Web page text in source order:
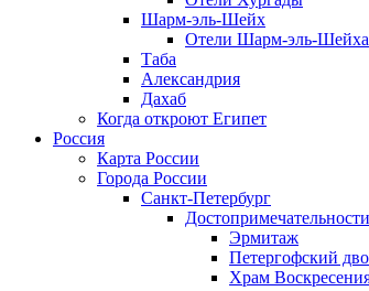
Шарм-эль-Шейх
Отели Шарм-эль-Шейха
Таба
Александрия
Дахаб
Когда откроют Египет
Россия
Карта России
Города России
Санкт-Петербург
Эрмитаж
Петергофский
Храм